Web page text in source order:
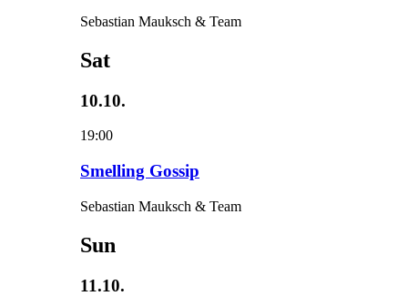
Sebastian Mauksch & Team
Sat
10.10.
19:00
Smelling Gossip
Sebastian Mauksch & Team
Sun
11.10.